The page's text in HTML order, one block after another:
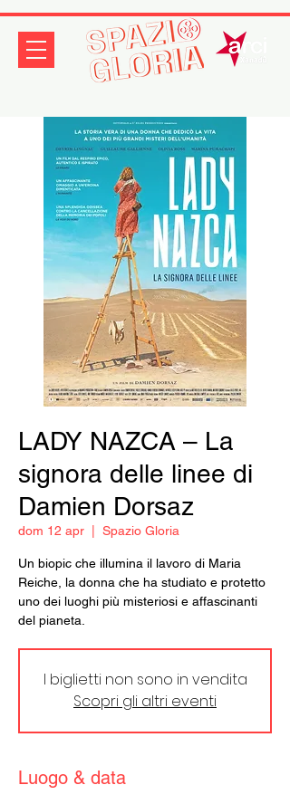
LADY NAZCA – La
signora delle linee di
Damien Dorsaz
dom 12 apr Spazio Gloria
Un biopic che illumina il lavoro di Maria
Reiche, la donna che ha studiato e protetto
uno dei luoghi più misteriosi e affascinanti
del pianeta.
I biglietti non sono in vendita
Scopri gli altri eventi
Luogo & data